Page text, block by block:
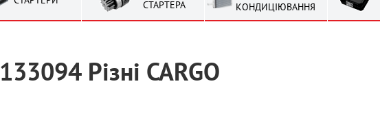
СТАРТЕРА
КОНДИЦІЮВАННЯ
133094 Рiзнi CARGO